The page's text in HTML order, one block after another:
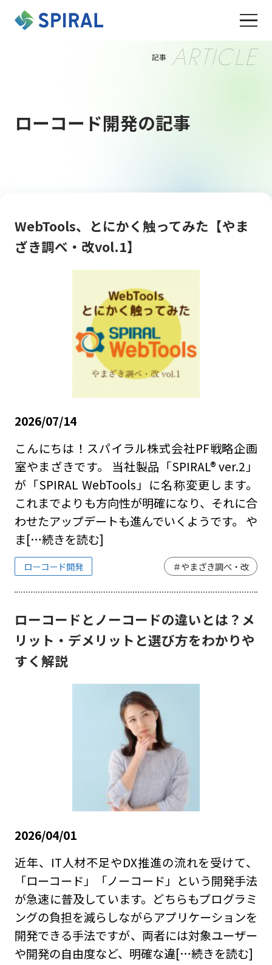
ローコード開発の記事
記事 ARTICLE
WebTools、とにかく触ってみた【やま
ざき調べ・改vol.1】
2026/07/14
こんにちは！スパイラル株式会社PF戦略企画
室やまざきです。 当社製品「SPIRAL® ver.2」
が「SPIRAL WebTools」に名称変更します。
これまでよりも方向性が明確になり、それに合
わせたアップデートも進んでいくようです。 や
ま[…続きを読む]
ローコード開発 ＃やまざき調べ・改
ローコードとノーコードの違いとは？メ
リット・デメリットと選び方をわかりや
すく解説
2026/04/01
近年、IT人材不足やDX推進の流れを受けて、
「ローコード」「ノーコード」という開発手法
が急速に普及しています。どちらもプログラミ
ングの負担を減らしながらアプリケーションを
開発できる手法ですが、両者には対象ユーザー
や開発の自由度など、明確な違[…続きを読む]